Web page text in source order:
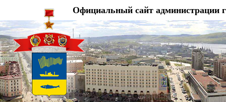
Официальный сайт администрации